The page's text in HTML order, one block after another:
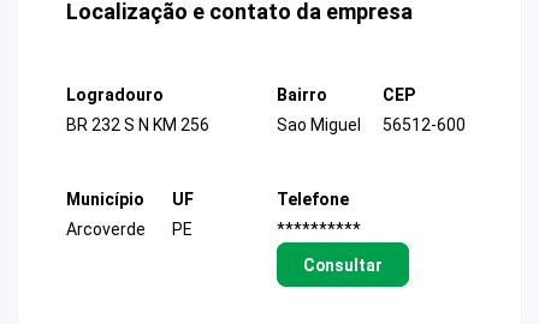
Localização e contato da empresa
Logradouro
BR 232 S N KM 256
Bairro
Sao Miguel
CEP
56512-600
Município
Arcoverde
UF
PE
Telefone
**********
Consultar